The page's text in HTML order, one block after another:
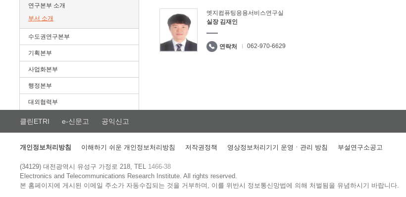
연구본부 소개
부서 소개
수도권연구본부
기획본부
사업화본부
행정본부
대외협력부
엣지컴퓨팅응용서비스연구실
실장 김재인
연락처 062-970-6629
클린ETRI e-신문고 공익신고
개인정보처리방침 이해하기 쉬운 개인정보처리방침 저작권정책 영상정보처리기기 운영ㆍ관리 방침 부설연구소공고
(34129) 대전광역시 유성구 가정로 218, TEL 1466-38
Electronics and Telecommunications Research Institute.All rights reserved.
본 홈페이지에 게시된 이메일 주소가 자동수집되는 것을 거부하며, 이를 위반시 정보통신망법에 의해 처벌됨을 유념하시기 바랍니다.